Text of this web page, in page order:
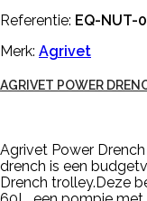
Referentie: EQ-NUT-
Merk: Agrivet
AGRIVET POWER
Agrivet Power
drench is een
Drench trolley.Deze